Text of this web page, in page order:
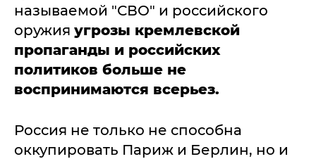
называемой "СВО" и российского
оружия угрозы кремлевской
пропаганды и российских
политиков больше не
воспринимаются всерьез.
Россия не только не способна
оккупировать Париж и Берлин, но и